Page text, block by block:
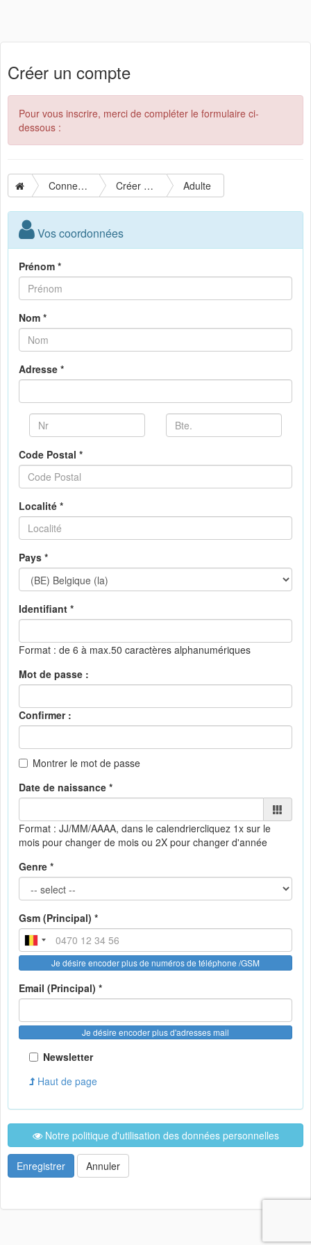
Créer un compte
Pour vous inscrire, merci de compléter le formulaire ci-
dessous :
Connexion Créer un compte Adulte
Vos coordonnées
Prénom *
Nom *
Adresse *
Code Postal *
Localité *
Pays *
Identifiant *
Format : de 6 à max.50 caractères alphanumériques
Mot de passe :
Confirmer :
Montrer le mot de passe
Date de naissance *
Format : JJ/MM/AAAA, dans le calendriercliquez 1x sur le
mois pour changer de mois ou 2X pour changer d'année
Genre *
Gsm (Principal) *
Je désire encoder plus de numéros de téléphone /GSM
Email (Principal) *
Je désire encoder plus d'adresses mail
Newsletter
Haut de page
Notre politique d'utilisation des données personnelles
Enregistrer Annuler